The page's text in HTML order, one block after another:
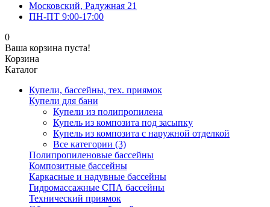
Московский, Радужная 21
ПН-ПТ 9:00-17:00
0
Ваша корзина пуста!
Корзина
Каталог
Купели, бассейны, тех. приямок
Купели для бани
Купели из полипропилена
Купель из композита под засыпку
Купель из композита с наружной отделкой
Все категории (3)
Полипропиленовые бассейны
Композитные бассейны
Каркасные и надувные бассейны
Гидромассажные СПА бассейны
Технический приямок